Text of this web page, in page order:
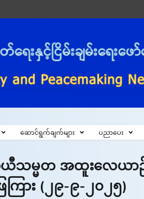
ဆောင်ရွက်ချက်များ ပညာပေး
ယီသမ္မတ အထူးလေယာဉ်
ကြား (၂၉-၉-၂၀၂၅)